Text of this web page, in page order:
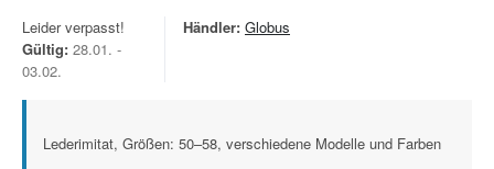
Leider verpasst!
Gültig: 28.01. -
03.02.
Händler: Globus
Lederimitat, Größen: 50–58, verschiedene Modelle und Farben